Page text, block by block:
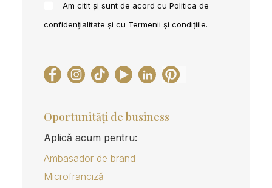
Am citit și sunt de acord cuPolitica de
confidențialitate și cu Termenii și condițiile.
Oportunități de business
Aplică acum pentru:
Ambasador de brand
Microfranciză